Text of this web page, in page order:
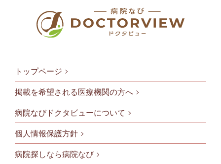
フッタメニ
トップページ
掲載を希望される医療機関の方へ
病院なびドクタビューについて
個人情報保護方針
病院探しなら病院なび